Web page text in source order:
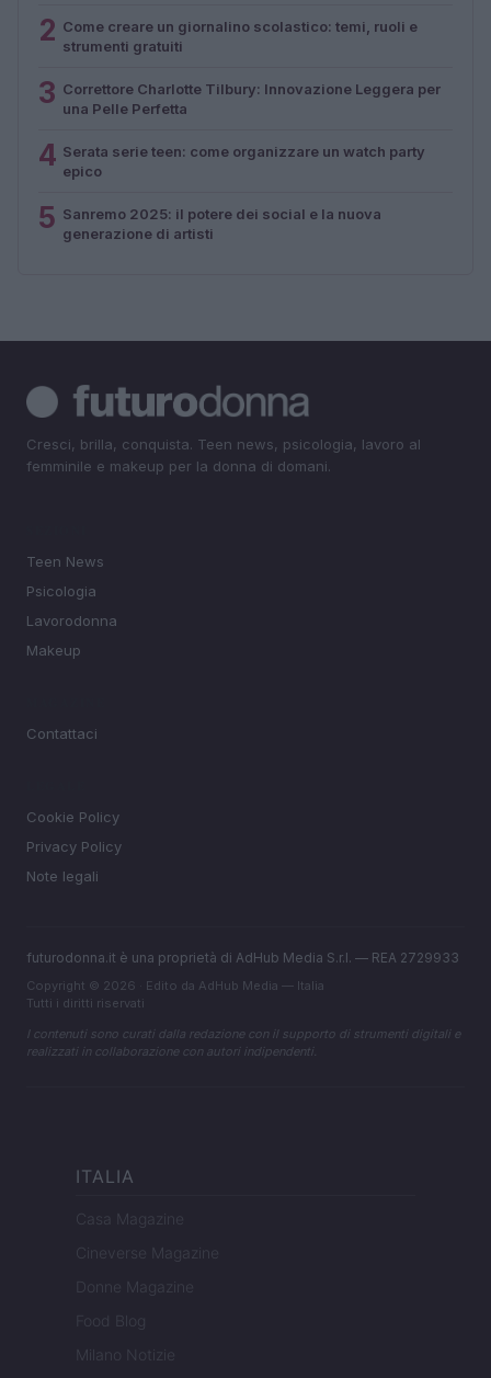
2 Come creare un giornalino scolastico: temi, ruoli e
strumenti gratuiti
3 Correttore Charlotte Tilbury: Innovazione Leggera per
una Pelle Perfetta
4 Serata serie teen: come organizzare un watch party
epico
5 Sanremo 2025: il potere dei social e la nuova
generazione di artisti
Cresci, brilla, conquista. Teen news, psicologia, lavoro al
femminile e makeup per la donna di domani.
Teen News
Psicologia
Lavorodonna
Makeup
Contattaci
Cookie Policy
Privacy Policy
Note legali
futurodonna.it è una proprietà di AdHub Media S.r.l. — REA 2729933
Copyright © 2026 · Edito da AdHub Media — Italia
Tutti i diritti riservati
I contenuti sono curati dalla redazione con il supporto di strumenti digitali e
realizzati in collaborazione con autori indipendenti.
ITALIA
Casa Magazine
Cineverse Magazine
Donne Magazine
Food Blog
Milano Notizie